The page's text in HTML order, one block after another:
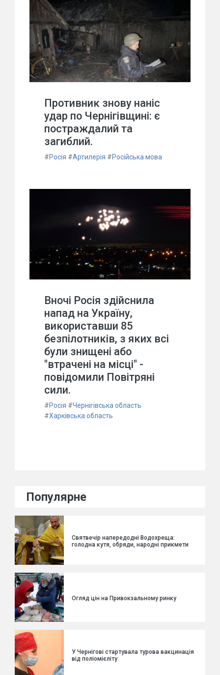
Противник знову наніс
удар по Чернігівщині: є
постраждалий та
загиблий.
#Росія #Артилерія #Російська мова
Вночі Росія здійснила
напад на Україну,
використавши 85
безпілотників, з яких всі
були знищені або
"втрачені на місці" -
повідомили Повітряні
сили.
#Росія #Чернігівська область
#Харківська область
Популярне
Святвечір напередодні Водохреща:
голодна кутя, обряди, народні прикмети
Огляд цін на Привокзальному ринку
У Чернігові стартувала турова вакцинація
від поліомієліту